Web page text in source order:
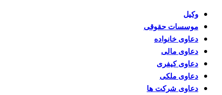
وکیل
موسسات حقوقی
دعاوی خانواده
دعاوی مالی
دعاوی کیفری
دعاوی ملکی
دعاوی شرکت ها